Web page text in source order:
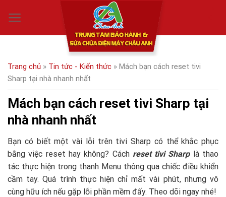
Trang chủ » Tin tức - Kiến thức » Mách bạn cách reset tivi
Sharp tại nhà nhanh nhất
Mách bạn cách reset tivi Sharp tại
nhà nhanh nhất
Bạn có biết một vài lỗi trên tivi Sharp có thể khắc phục
bằng việc reset hay không? Cách reset tivi Sharplà thao
tác thực hiện trong thanh Menu thông qua chiếc điều khiển
cầm tay. Quá trình thực hiện chỉ mất vài phút, nhưng vô
cùng hữu ích nếu gặp lỗi phần mềm đấy. Theo dõi ngay nhé!